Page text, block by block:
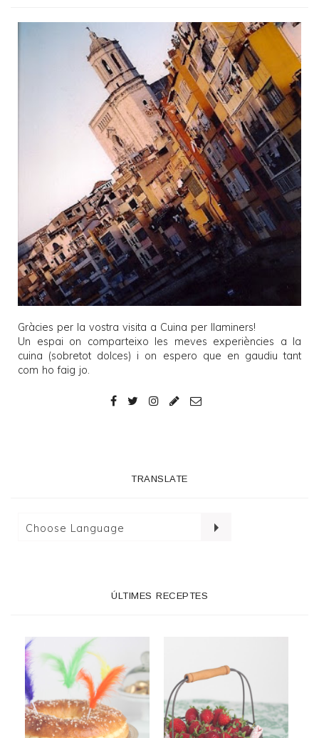
Gràcies per la vostra visita a Cuina per llaminers!
Un espai on comparteixo les meves experiències a la
cuina (sobretot dolces) i on espero que en gaudiu tant
com ho faig jo.
TRANSLATE
ÚLTIMES RECEPTES